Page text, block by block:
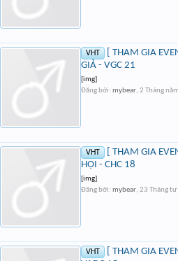
VHT
[ THAM GIA
GIẢ - VGC 21
[img]
Đăng bởi: mybear, 2 Tháng
VHT
[ THAM GIA
HỘI - CHC 18
[img]
Đăng bởi: mybear, 23 Tháng
VHT
[ THAM GIA